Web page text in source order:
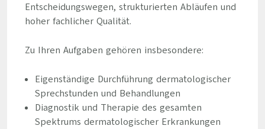
Entscheidungswegen, strukturierten Abläufen und
hoher fachlicher Qualität.
Zu Ihren Aufgaben gehören insbesondere:
Eigenständige Durchführung dermatologischer
Sprechstunden und Behandlungen
Diagnostik und Therapie des gesamten
Spektrums dermatologischer Erkrankungen